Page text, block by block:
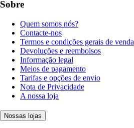
Sobre
Quem somos nós?
Contacte-nos
Termos e condições gerais de venda
Devoluções e reembolsos
Informação legal
Meios de pagamento
Tarifas e opções de envio
Nota de Privacidade
A nossa loja
Nossas lojas